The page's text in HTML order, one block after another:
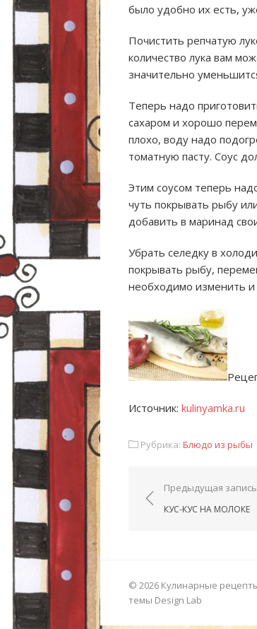
было удобно их есть,
Почистить репчатую
количество лука вам
значительно
Теперь надо
сахаром и хорошо
плохо, воду надо
томатную пасту. Соус
Этим соусом теперь
чуть покрывать рыбу
добавить в маринад
Убрать селедку в
покрывать рыбу,
необходимо изменить и
Источник: kulinyamka.ru
Рубрика: Блюдо из рыбы
Навигация по
Предыдущая запись
КУС-КУС НА МОЛОКЕ
© 2026 Кулинарные
темы Design Lab